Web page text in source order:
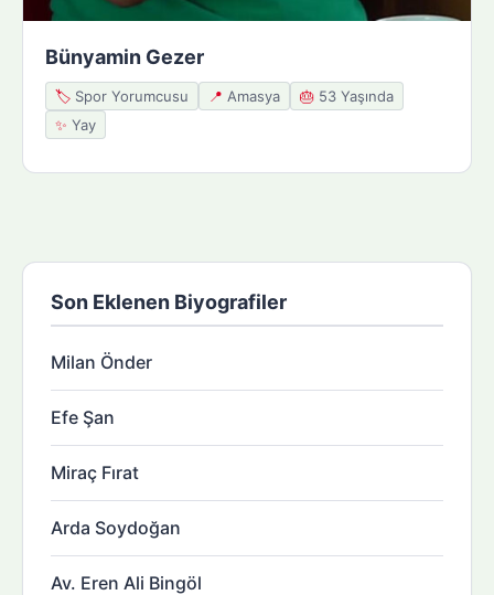
Bünyamin Gezer
🏷️ Spor Yorumcusu 📍 Amasya 🎂 53 Yaşında
✨ Yay
Son Eklenen Biyografiler
Milan Önder
Efe Şan
Miraç Fırat
Arda Soydoğan
Av. Eren Ali Bingöl